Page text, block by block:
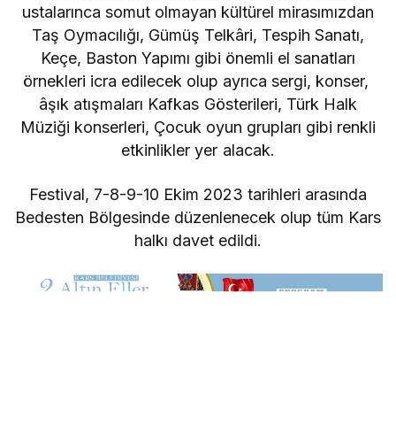
ustalarınca somut olmayan kültürel mirasımızdan
Taş Oymacılığı, Gümüş Telkâri, Tespih Sanatı,
Keçe, Baston Yapımı gibi önemli el sanatları
örnekleri icra edilecek olup ayrıca sergi, konser,
âşık atışmaları Kafkas Gösterileri, Türk Halk
Müziği konserleri, Çocuk oyun grupları gibi renkli
etkinlikler yer alacak.
Festival, 7-8-9-10 Ekim 2023 tarihleri arasında
Bedesten Bölgesinde düzenlenecek olup tüm Kars
halkı davet edildi.